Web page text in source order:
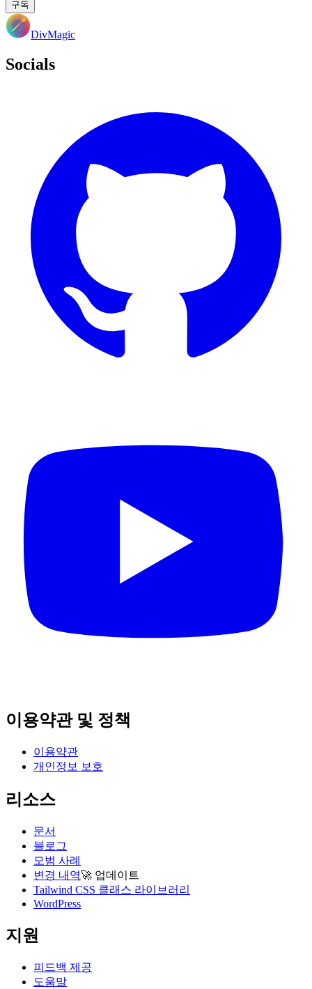
구독
DivMagic
Socials
이용약관 및 정책
이용약관
개인정보 보호
리소스
문서
블로그
모범 사례
변경 내역🚀 업데이트
Tailwind CSS 클래스 라이브러리
WordPress
지원
피드백 제공
도움말